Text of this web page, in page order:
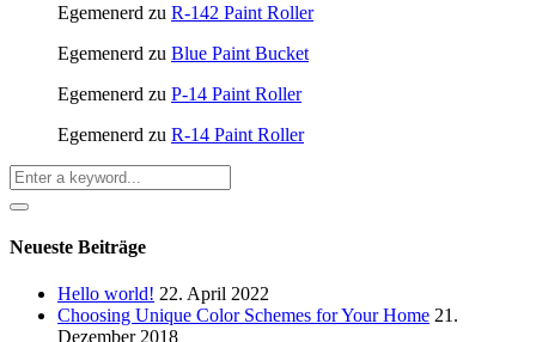
Egemenerd zu R-142 Paint Roller
Egemenerd zu Blue Paint Bucket
Egemenerd zu P-14 Paint Roller
Egemenerd zu R-14 Paint Roller
Neueste Beiträge
Hello world! 22. April 2022
Choosing Unique Color Schemes for Your Home 21.
Dezember 2018